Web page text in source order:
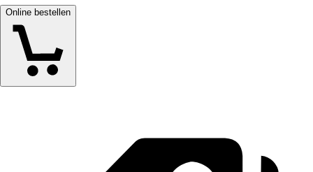
Online bestellen